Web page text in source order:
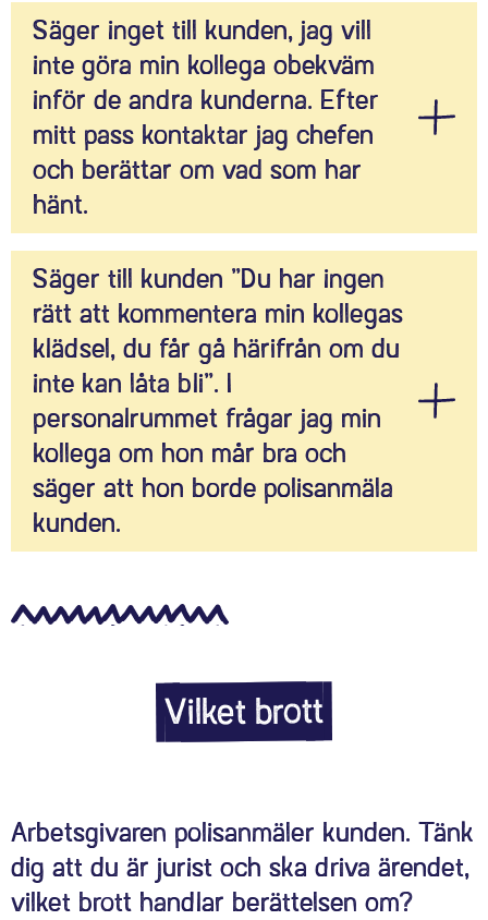
Eftersom yttrandefriheten är en grundlag är det lätt
att tro att den står över allt. Men det stämmer inte!
Även om vi har yttrandefrihet så får vi inte kränka
andra, det kallas yttrandefrihetsbrott.
Säger inget till kunden, jag vill
inte göra min kollega obekväm
inför de andra kunderna. Efter
mitt pass kontaktar jag chefen
och berättar om vad som har
hänt.
Du tänker på att din kollega inte ska bli obekväm,
det är snällt. Men tystnaden betyder också något.
Ibland kan det vara svårt att veta vad man ska säga,
men fundera på vad det skickar för signaler till andra
personer runt dig när du inte säger ifrån. Bra att du
säger till arbetsgivaren, de har ett ansvar att ha en
plan för att motverka rasism på arbetsplatsen.
Säger till kunden ”Du har ingen
rätt att kommentera min kollegas
klädsel, du får gå härifrån om du
inte kan låta bli”. I
personalrummet frågar jag min
kollega om hon mår bra och
säger att hon borde polisanmäla
kunden.
modigt! Glöm inte att också berätta om situationen
Vilket brott
Arbetsgivaren polisanmäler kunden. Tänk
dig att du är jurist och ska driva ärendet,
vilket brott handlar berättelsen om?